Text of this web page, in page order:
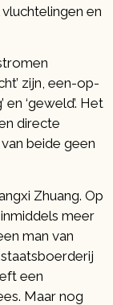
en
zijn, een-op-
‘geweld’. Het
directe
beide geen
Zhuang. Op
meer
man van
een
Maar nog